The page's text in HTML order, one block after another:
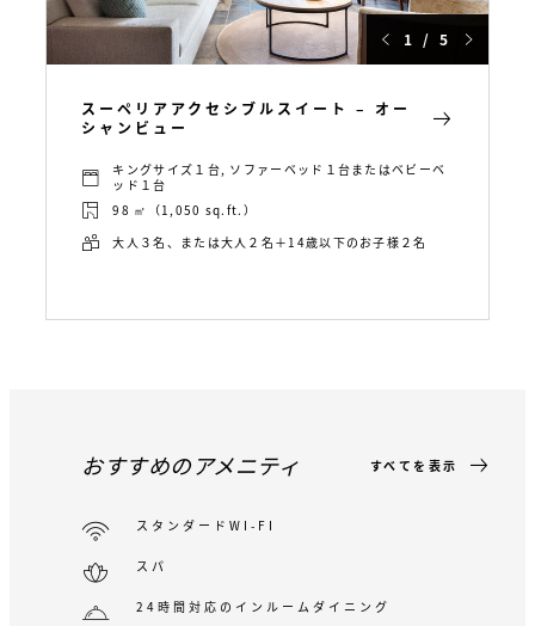
1 / 5
スーペリアアクセシブルスイート – オー
シャンビュー
キングサイズ１台, ソファーベッド１台またはベビーベ
ッド１台
98 ㎡（1,050 sq.ft.）
大人３名、または大人２名＋14歳以下のお子様２名
おすすめのアメニティ すべてを表示
スタンダードWI-FI
スパ
24時間対応のインルームダイニング